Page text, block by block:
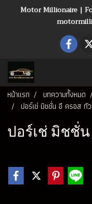
Motor Millionaire |
หน้าแรก บทความทั้งหมด
ปอร์เช่ มิชชั่น อี ครอส ทั
ปอร์เช่ มิชชั่